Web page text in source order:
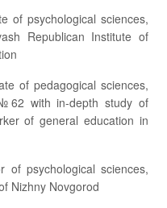
Republican Institute of
with in-depth study of
of general education in
Nizhny Novgorod